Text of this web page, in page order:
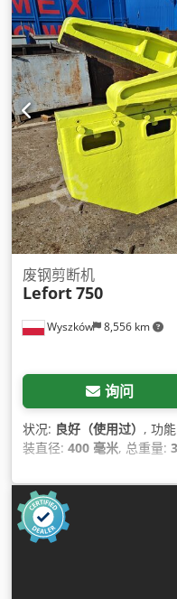
Wyszków 8,556 km
废钢剪断机
Lefort750
询问
状况: 良好（使用过） , 功
装直径: 400 毫米, 总重量:
,
自动化程度:手册, 驱动类